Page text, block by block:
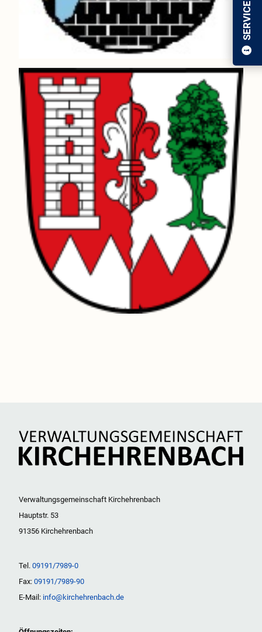
SERVICE
Verwaltungsgemeinschaft Kirchehrenbach
Hauptstr. 53
91356 Kirchehrenbach
Tel. 09191/7989-0
Fax: 09191/7989-90
E-Mail: info@kirchehrenbach.de